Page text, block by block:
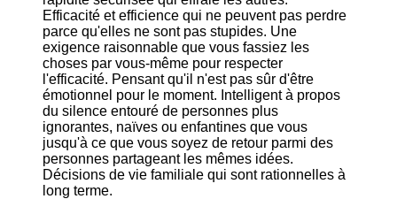
Efficacité et efficience qui ne peuvent pas perdre
parce qu'elles ne sont pas stupides. Une
exigence raisonnable que vous fassiez les
choses par vous-même pour respecter
l'efficacité. Pensant qu'il n'est pas sûr d'être
émotionnel pour le moment. Intelligent à propos
du silence entouré de personnes plus
ignorantes, naïves ou enfantines que vous
jusqu'à ce que vous soyez de retour parmi des
personnes partageant les mêmes idées.
Décisions de vie familiale qui sont rationnelles à
long terme.